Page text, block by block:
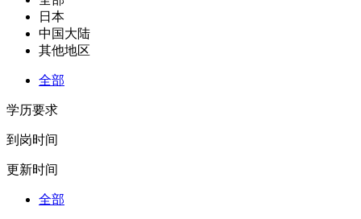
日本
中国大陆
其他地区
全部
学历要求
到岗时间
更新时间
全部